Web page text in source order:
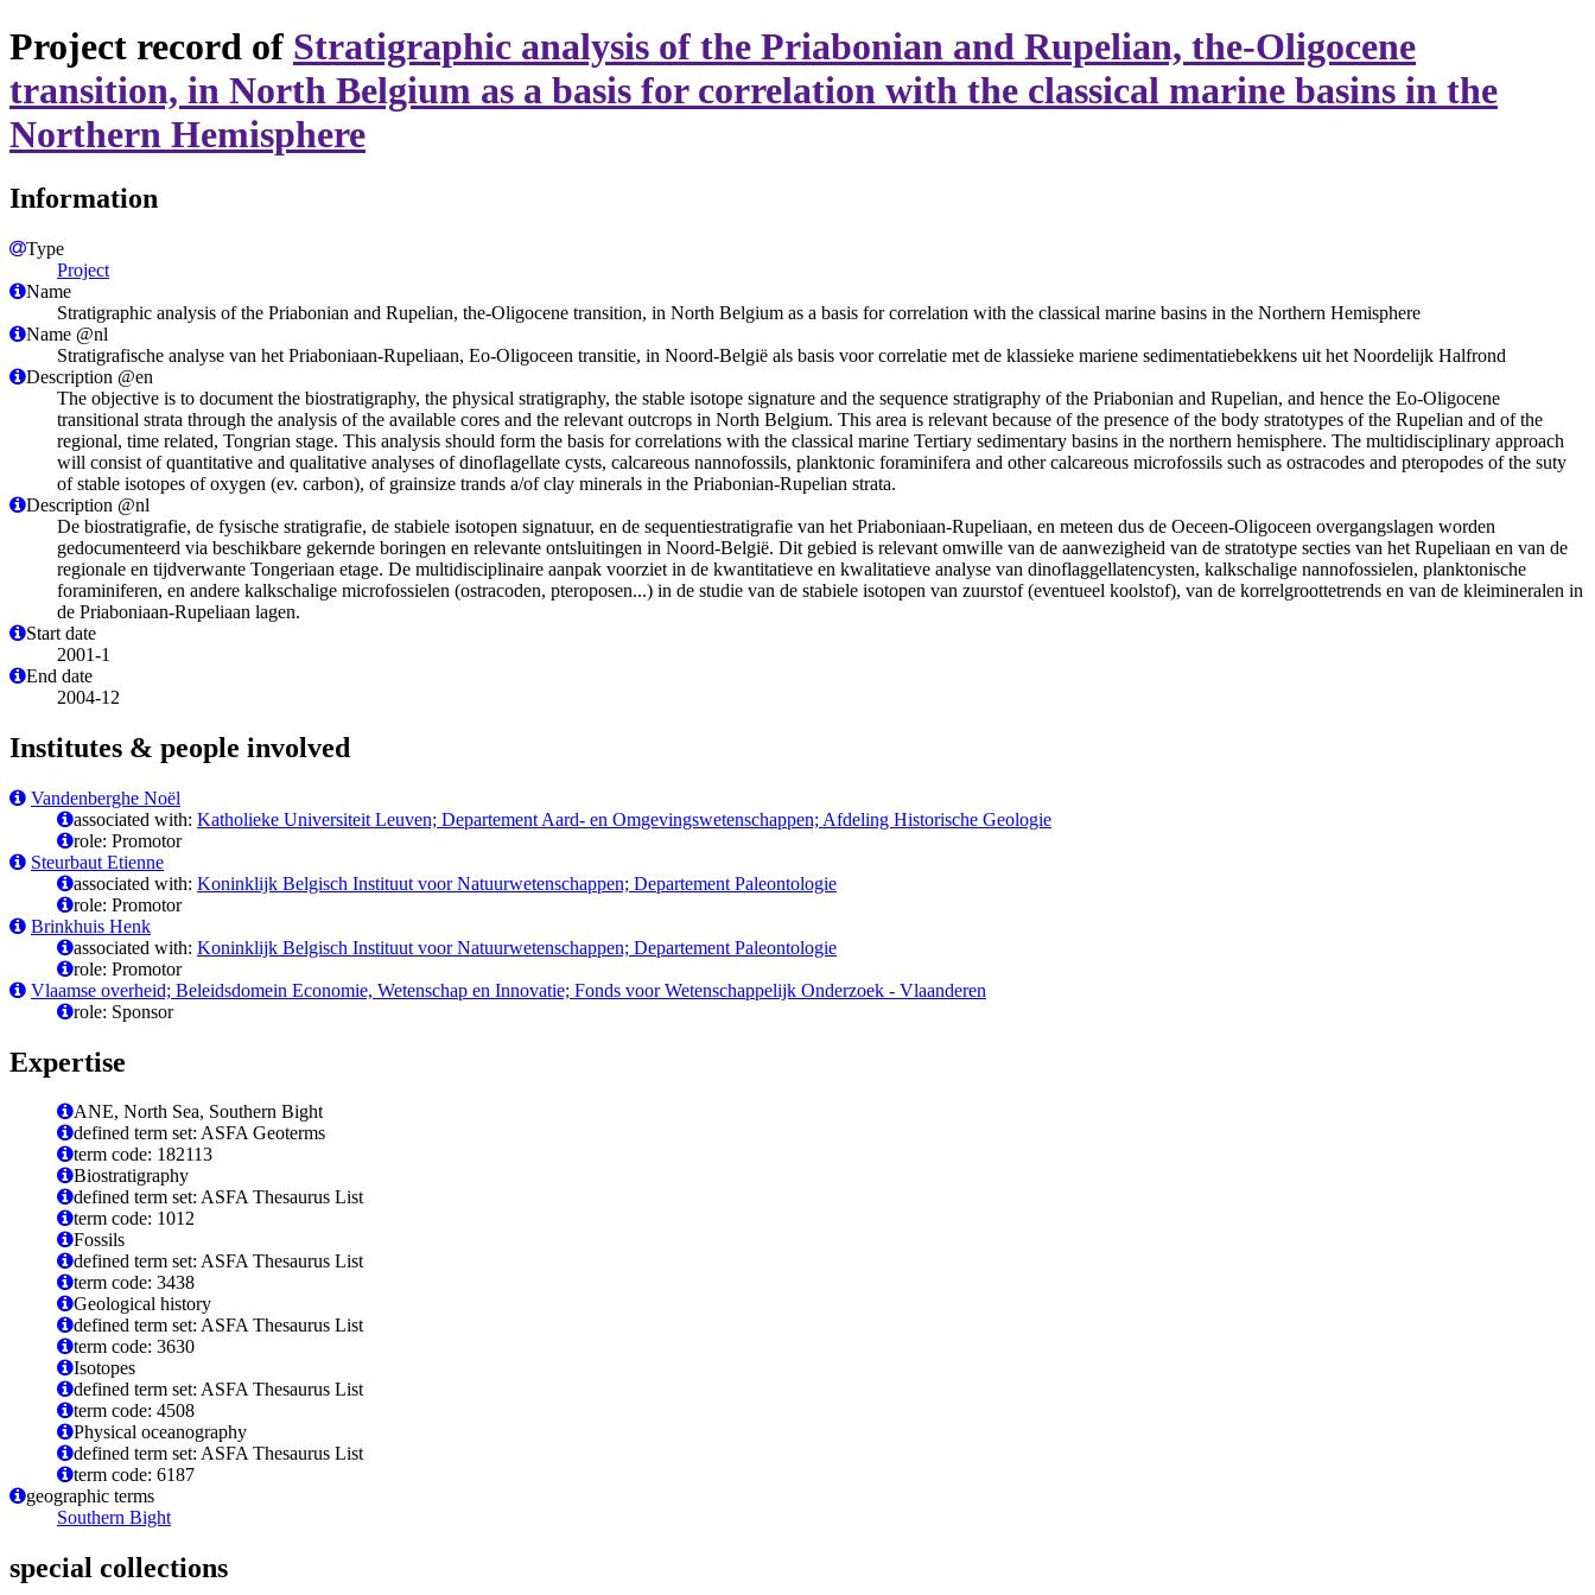
Project record of Stratigraphic analysis of the Priabonian and Rupelian, the-Oligocene
transition, in North Belgium as a basis for correlation with the classical marine basins in the
Northern Hemisphere
Information
Type
Project
Name
Stratigraphic analysis of the Priabonian and Rupelian, the-Oligocene transition, in North Belgium as a basis for correlation with the classical marine basins in the Northern Hemisphere
Name @nl
Stratigrafische analyse van het Priaboniaan-Rupeliaan, Eo-Oligoceen transitie, in Noord-België als basis voor correlatie met de klassieke mariene sedimentatiebekkens uit het Noordelijk Halfrond
Description @en
The objective is to document the biostratigraphy, the physical stratigraphy, the stable isotope signature and the sequence stratigraphy of the Priabonian and Rupelian, and hence the Eo-Oligocene
transitional strata through the analysis of the available cores and the relevant outcrops in North Belgium. This area is relevant because of the presence of the body stratotypes of the Rupelian and of the
regional, time related, Tongrian stage. This analysis should form the basis for correlations with the classical marine Tertiary sedimentary basins in the northern hemisphere. The multidisciplinary approach
will consist of quantitative and qualitative analyses of dinoflagellate cysts, calcareous nannofossils, planktonic foraminifera and other calcareous microfossils such as ostracodes and pteropodes of the suty
of stable isotopes of oxygen (ev. carbon), of grainsize trands a/of clay minerals in the Priabonian-Rupelian strata.
Description @nl
De biostratigrafie, de fysische stratigrafie, de stabiele isotopen signatuur, en de sequentiestratigrafie van het Priaboniaan-Rupeliaan, en meteen dus de Oeceen-Oligoceen overgangslagen worden
gedocumenteerd via beschikbare gekernde boringen en relevante ontsluitingen in Noord-België. Dit gebied is relevant omwille van de aanwezigheid van de stratotype secties van het Rupeliaan en van de
regionale en tijdverwante Tongeriaan etage. De multidisciplinaire aanpak voorziet in de kwantitatieve en kwalitatieve analyse van dinoflaggellatencysten, kalkschalige nannofossielen, planktonische
foraminiferen, en andere kalkschalige microfossielen (ostracoden, pteroposen...) in de studie van de stabiele isotopen van zuurstof (eventueel koolstof), van de korrelgroottetrends en van de kleimineralen in
de Priaboniaan-Rupeliaan lagen.
Start date
2001-1
End date
2004-12
Institutes & people involved
Vandenberghe Noël
associated with: Katholieke Universiteit Leuven; Departement Aard- en Omgevingswetenschappen; Afdeling Historische Geologie
role: Promotor
Steurbaut Etienne
associated with: Koninklijk Belgisch Instituut voor Natuurwetenschappen; Departement Paleontologie
role: Promotor
Brinkhuis Henk
associated with: Koninklijk Belgisch Instituut voor Natuurwetenschappen; Departement Paleontologie
role: Promotor
Vlaamse overheid; Beleidsdomein Economie, Wetenschap en Innovatie; Fonds voor Wetenschappelijk Onderzoek - Vlaanderen
role: Sponsor
Expertise
ANE, North Sea, Southern Bight
defined term set: ASFA Geoterms
term code: 182113
Biostratigraphy
defined term set: ASFA Thesaurus List
term code: 1012
Fossils
defined term set: ASFA Thesaurus List
term code: 3438
Geological history
defined term set: ASFA Thesaurus List
term code: 3630
Isotopes
defined term set: ASFA Thesaurus List
term code: 4508
Physical oceanography
defined term set: ASFA Thesaurus List
term code: 6187
geographic terms
Southern Bight
special collections